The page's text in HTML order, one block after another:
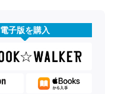
電子版を購入